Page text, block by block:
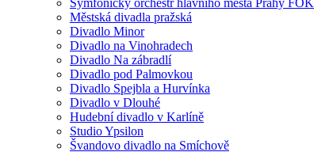
Symfonický orchestr hlavního města Prahy FOK
Městská divadla pražská
Divadlo Minor
Divadlo na Vinohradech
Divadlo Na zábradlí
Divadlo pod Palmovkou
Divadlo Spejbla a Hurvínka
Divadlo v Dlouhé
Hudební divadlo v Karlíně
Studio Ypsilon
Švandovo divadlo na Smíchově